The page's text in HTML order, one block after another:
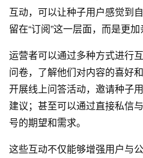
互动，可以让种子用户感觉到
留在“订阅”这一层面，而是更加
运营者可以通过多种方式进行
问卷，了解他们对内容的喜好
开展线上问答活动，邀请种子
建议；甚至可以通过直接私信
号的期望和需求。
这些互动不仅能够增强用户与